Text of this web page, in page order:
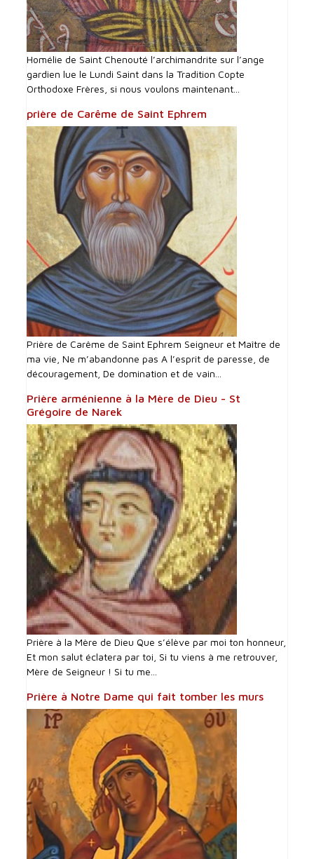
Homélie de Saint Chenouté l’archimandrite sur l’ange
gardien lue le Lundi Saint dans la Tradition Copte
Orthodoxe Frères, si nous voulons maintenant...
prière de Carême de Saint Ephrem
Prière de Carême de Saint Ephrem Seigneur et Maître de
ma vie, Ne m’abandonne pas A l’esprit de paresse, de
découragement, De domination et de vain...
Prière arménienne à la Mère de Dieu - St
Grégoire de Narek
Prière à la Mère de Dieu Que s’élève par moi ton honneur,
Et mon salut éclatera par toi, Si tu viens à me retrouver,
Mère de Seigneur ! Si tu me...
Prière à Notre Dame qui fait tomber les murs